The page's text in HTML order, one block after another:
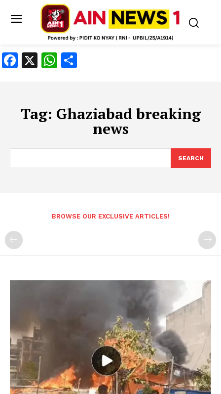
Facebook
X WhatsApp
Tag: Ghaziabad breaking
news
SEARCH
BROWSE OUR EXCLUSIVE ARTICLES!